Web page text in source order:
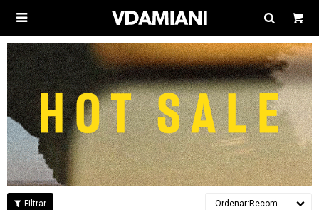

Recomendados